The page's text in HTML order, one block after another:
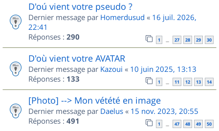
D'oú vient votre pseudo ?
Dernier message par Homerdusud « 16 juil. 2026,
22:41
Réponses : 290 1 … 27 28 29 30
D'où vient votre AVATAR
Dernier message par Kazoui « 10 juin 2025, 13:13
Réponses : 133 1 … 11 12 13 14
[Photo] --> Mon vétété en image
Dernier message par Daelus « 15 nov. 2023, 20:55
Réponses : 491 1 … 47 48 49 50